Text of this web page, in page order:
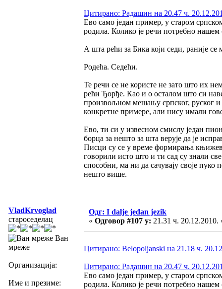
Цитирано: Радашин на 20.47 ч.
Ево само један пример, у старом
родила. Колико је речи потребно нашем
А шта рећи за Бика који седи, раније се
Родећа. Седећи.
Те речи се не користе не зато што их
рећи Ђорђе. Као и о осталом што си
произвољном мешању српског, руског
конкретне примере, али нису имали
Ево, ти си у извесном смислу један
борца за нешто за шта верује да је
Писци су се у време формирања
говорили исто што и ти сад су знали
способни, ма ни да сачувају своје пуко
нешто више.
VladKrvoglad
староседелац
Ван
мреже
Организација:
Име и презиме:
Одг: I dalje jedan jezik
« Одговор #107 у: 21.31 ч. 20.12.2010.
Цитирано: Belopoljanski на 21.18 ч.
Цитирано: Радашин на 20.47 ч.
Ево само један пример, у старом
родила. Колико је речи потребно нашем